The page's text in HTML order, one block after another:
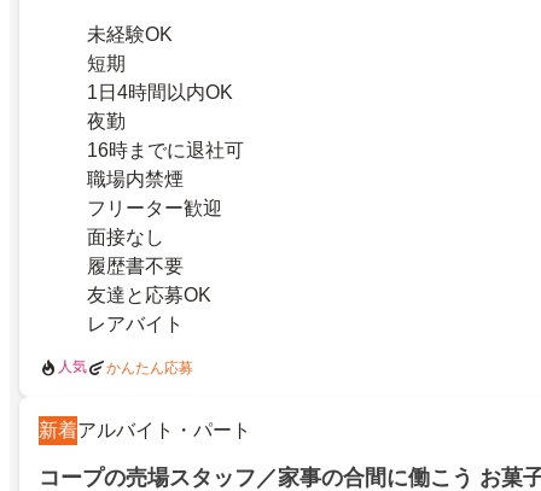
未経験OK
短期
1日4時間以内OK
夜勤
16時までに退社可
職場内禁煙
フリーター歓迎
面接なし
履歴書不要
友達と応募OK
レアバイト
人気 かんたん応募
新着アルバイト・パート
コープの売場スタッフ／家事の合間に働こう お菓